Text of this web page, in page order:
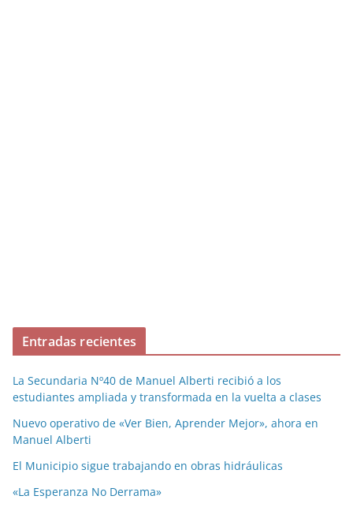
Entradas recientes
La Secundaria Nº40 de Manuel Alberti recibió a los
estudiantes ampliada y transformada en la vuelta a clases
Nuevo operativo de «Ver Bien, Aprender Mejor», ahora en
Manuel Alberti
El Municipio sigue trabajando en obras hidráulicas
«La Esperanza No Derrama»